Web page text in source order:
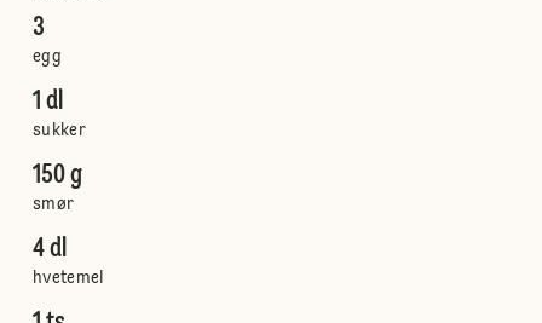
3
egg
1 dl
sukker
150 g
smør
4 dl
hvetemel